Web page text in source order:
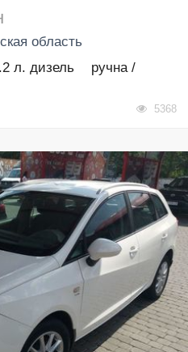
область
л. дизель
ручна /
5368